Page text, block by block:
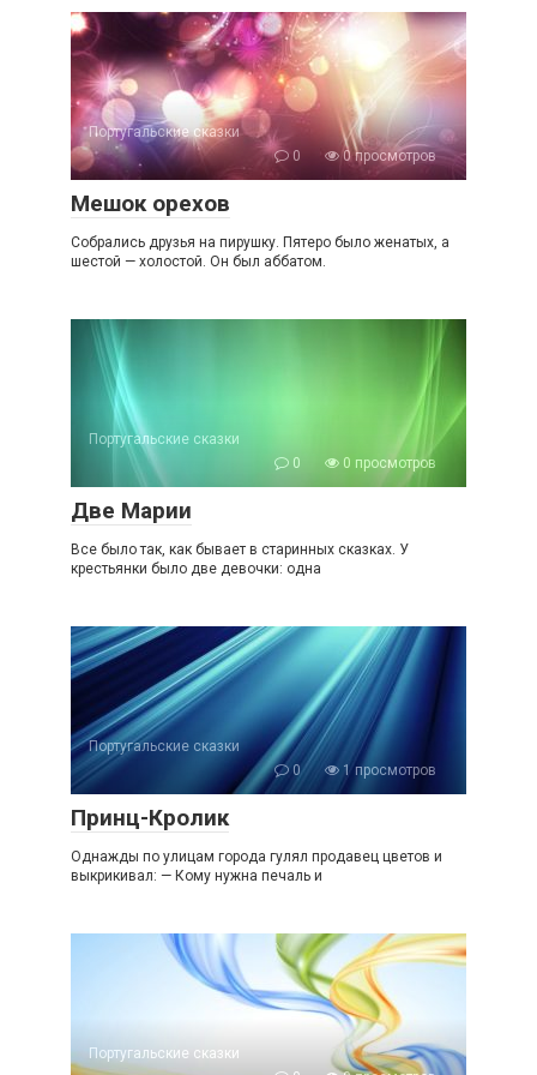
Португальские сказки
0
0 просмотров
Мешок орехов
Собрались друзья на пирушку. Пятеро было женатых, а
шестой — холостой. Он был аббатом.
Португальские сказки
0
0 просмотров
Две Марии
Все было так, как бывает в старинных сказках. У
крестьянки было две девочки: одна
Португальские сказки
0
1 просмотров
Принц-Кролик
Однажды по улицам города гулял продавец цветов и
выкрикивал: — Кому нужна печаль и
Португальские сказки